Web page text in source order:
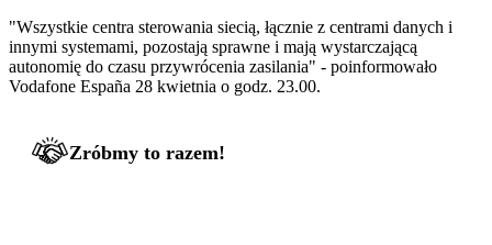
"Wszystkie centra sterowania siecią, łącznie z centrami danych i
innymi systemami, pozostają sprawne i mają wystarczającą
autonomię do czasu przywrócenia zasilania" - poinformowało
Vodafone España 28 kwietnia o godz. 23.00.
Zróbmy to razem!